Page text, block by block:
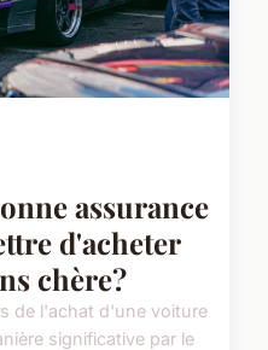
assurance
d'acheter
chère?
de l'achat d'une voiture
significative par le